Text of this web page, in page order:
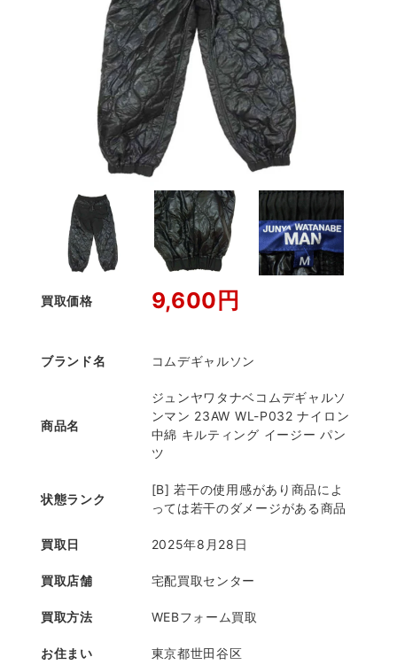
買取価格 9,600円
ブランド名 コムデギャルソン
商品名
ジュンヤワタナベコムデギャルソ
ンマン 23AW WL-P032 ナイロン
中綿 キルティング イージー パン
ツ
状態ランク
[B] 若干の使用感があり商品によ
っては若干のダメージがある商品
買取日 2025年8月28日
買取店舗 宅配買取センター
買取方法 WEBフォーム買取
お住まい 東京都世田谷区